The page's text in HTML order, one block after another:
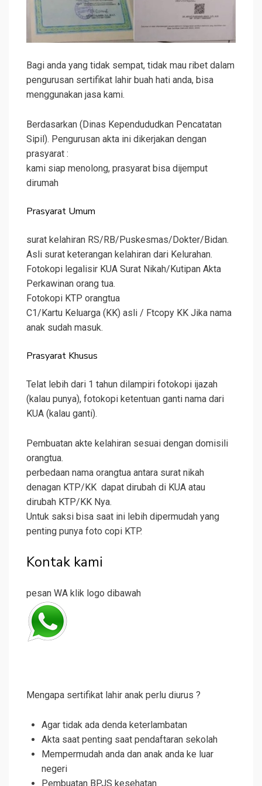
Bagi anda yang tidak sempat, tidak mau ribet dalam
pengurusan sertifikat lahir buah hati anda, bisa
menggunakan jasa kami.
Berdasarkan (Dinas Kependududkan Pencatatan
Sipil). Pengurusan akta ini dikerjakan dengan
prasyarat :
kami siap menolong, prasyarat bisa dijemput
dirumah
Prasyarat Umum
surat kelahiran RS/RB/Puskesmas/Dokter/Bidan.
Asli surat keterangan kelahiran dari Kelurahan.
Fotokopi legalisir KUA Surat Nikah/Kutipan Akta
Perkawinan orang tua.
Fotokopi KTP orangtua
C1/Kartu Keluarga (KK) asli / Ftcopy KK Jika nama
anak sudah masuk.
Prasyarat Khusus
Telat lebih dari 1 tahun dilampiri fotokopi ijazah
(kalau punya), fotokopi ketentuan ganti nama dari
KUA (kalau ganti).
Pembuatan akte kelahiran sesuai dengan domisili
orangtua.
perbedaan nama orangtua antara surat nikah
denagan KTP/KK dapat dirubah di KUA atau
dirubah KTP/KK Nya.
Untuk saksi bisa saat ini lebih dipermudah yang
penting punya foto copi KTP.
Kontak kami
pesan WA klik logo dibawah
Mengapa sertifikat lahir anak perlu diurus ?
Agar tidak ada denda keterlambatan
Akta saat penting saat pendaftaran sekolah
Mempermudah anda dan anak anda ke luar
negeri
Pembuatan BPJS kesehatan